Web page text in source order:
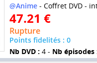
@Anime- Coffret DVD -
47.21 €
Rupture
Points fidelités : 0
Nb DVD : 4 - Nb épisodes